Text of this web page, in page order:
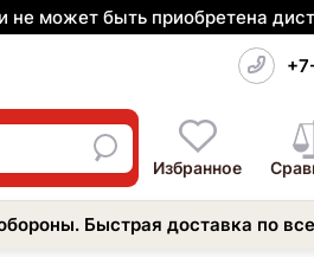
не может быть приобретена
Избранное
Быстрая доставка по